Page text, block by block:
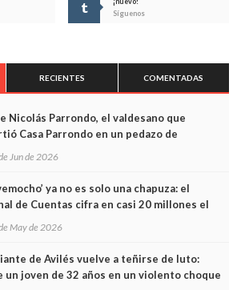
Síguenos
RECIENTES COMENTADAS
Nicolás Parrondo, el valdesano que
Casa Parrondo en un pedazo de
Jun de 2026
ya no es solo una chapuza: el
de Cuentas cifra en casi 20 millones el
May de 2026
de Avilés vuelve a teñirse de luto:
un joven de 32 años en un violento choque